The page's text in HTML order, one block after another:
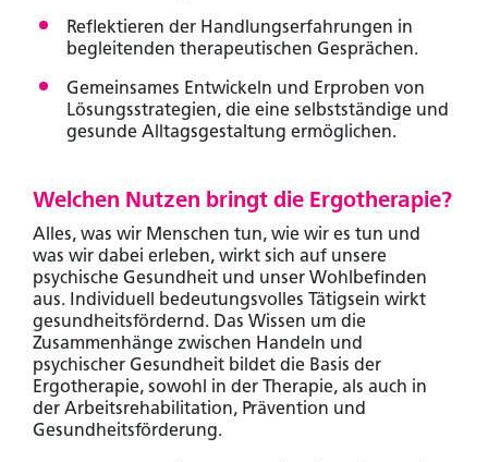
Reflektieren der Handlungserfahrungen in
begleitenden therapeutischen Gesprächen.
Gemeinsames Entwickeln und Erproben von
Lösungsstrategien, die eine selbstständige und
gesunde Alltagsgestaltung ermöglichen.
Welchen Nutzen bringt die Ergotherapie?
Alles, was wir Menschen tun, wie wir es tun und
was wir dabei erleben, wirkt sich auf unsere
psychische Gesundheit und unser Wohlbefinden
aus. Individuell bedeutungsvolles Tätigsein wirkt
gesundheitsfördernd. Das Wissen um die
Zusammenhänge zwischen Handeln und
psychischer Gesundheit bildet die Basis der
Ergotherapie, sowohl in der Therapie, als auch in
der Arbeitsrehabilitation, Prävention und
Gesundheitsförderung.